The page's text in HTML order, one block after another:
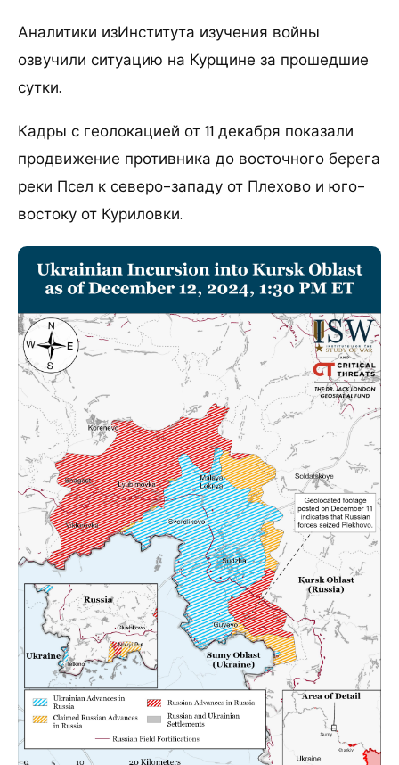
Аналитики изИнститута изучения войны
озвучили ситуацию на Курщине за прошедшие
сутки.
Кадры с геолокацией от 11 декабря показали
продвижение противника до восточного берега
реки Псел к северо-западу от Плехово и юго-
востоку от Куриловки.